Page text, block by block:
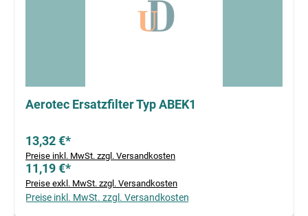
Aerotec Ersatzfilter Typ ABEK1
13,32 €*
Preise inkl. MwSt. zzgl. Versandkosten
11,19 €*
Preise exkl. MwSt. zzgl. Versandkosten
Preise inkl. MwSt. zzgl. Versandkosten